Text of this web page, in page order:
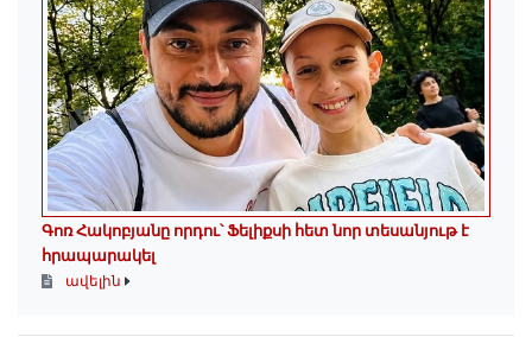
Գոռ Հակոբյանը որդու՝ Ֆելիքսի հետ նոր տեսանյութ է
հրապարակել
ավելին